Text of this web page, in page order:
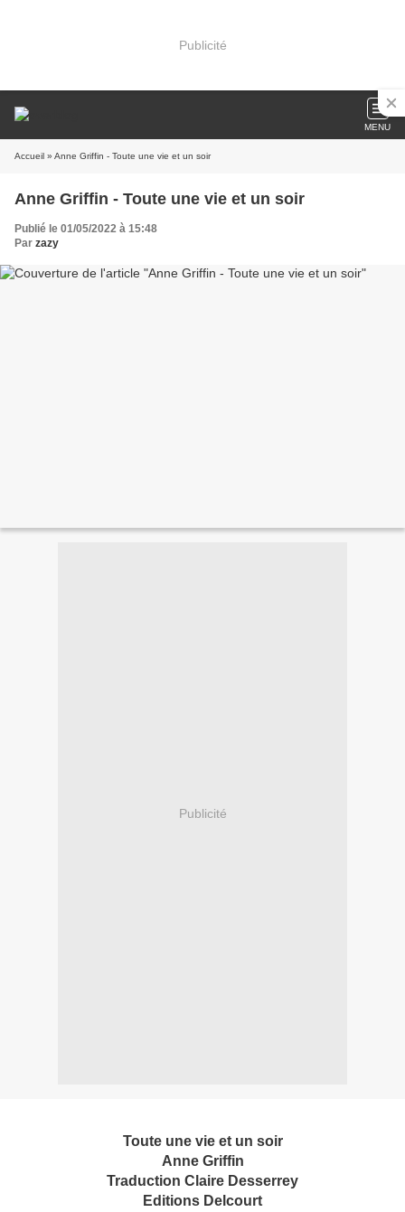
Publicité
MENU
Accueil » Anne Griffin - Toute une vie et un soir
Anne Griffin - Toute une vie et un soir
Publié le 01/05/2022 à 15:48
Par zazy
Publicité
Toute une vie et un soir
Anne Griffin
Traduction Claire Desserrey
Editions Delcourt